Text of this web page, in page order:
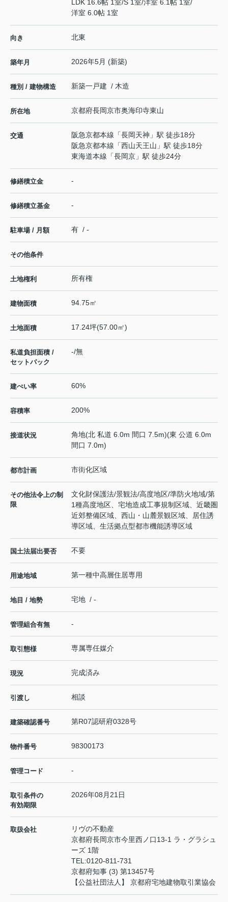
LDK 16.6帖 1室/S 1室/洋室 6.1帖 1室/
洋室 6.0帖 1室
向き 北東
築年月 2026年5月 (新築)
種別 / 建物構造 新築一戸建 / 木造
所在地 京都府長岡京市奥海印寺東山
交通 阪急京都本線 「長岡天神 」駅 徒歩18分
阪急京都本線 「西山天王山 」駅 徒歩18分
東海道本線 「長岡京 」駅 徒歩24分
修繕積立金 -
修繕積立基金 -
駐車場 / 月額 有 / -
その他条件
土地権利 所有権
建物面積 94.75㎡
土地面積 17.24坪(57.00㎡)
私道負担面積 /
セットバック
-/無
建ぺい率 60%
容積率 200%
接道状況
角地(北 私道 6.0m 間口 7.5m)(東 公道 6.0m
間口 7.0m)
都市計画 市街化区域
その他法令上の制
限
文化財保護法/景観法/高度地区/準防火地域/第
1種高度地区、宅地造成工事規制区域、近畿圏
近郊整備区域、西山・山麓景観区域、居住誘
導区域、生活拠点型都市機能誘導区域
国土法届出要否 不要
用途地域 第一種中高層住居専用
地目 / 地勢 宅地 / -
管理組合有無 -
取引態様 専属専任媒介
現況 完成済み
引渡し 相談
建築確認番号 第R07認研府0328号
物件番号 98300173
管理コード -
取引条件の
有効期限
2026年08月21日
取扱会社
リヴの不動産
京都府長岡京市今里西ノ口13-1 ラ・グラシュ
ーズ 1階
TEL:0120-811-731
京都府知事 (3) 第13457号
【公益社団法人】 京都府宅地建物取引業協会